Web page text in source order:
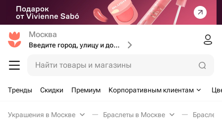
Москва
Введите город, улицу и дом доставки
Найти товары и магазины
Тренды Скидки Премиум Корпоративным клиентам
Украшения в Москве Браслеты в Москве Браслет